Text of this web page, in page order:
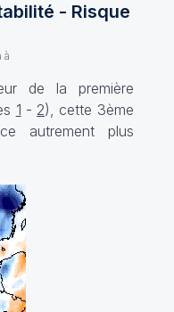
- Risque
à
de la première
1 - 2), cette 3ème
autrement plus